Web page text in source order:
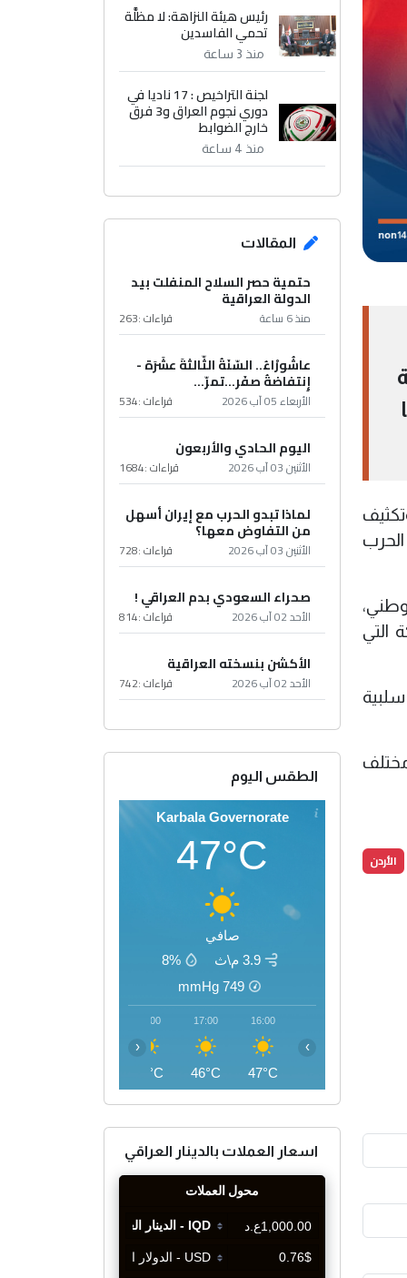
التي
الأردن
رئيس هيئة النزاهة: لا مظلَّة
تحمي الفاسدين
منذ 3 ساعة
لجنة التراخيص : 17 ناديا في
دوري نجوم العراق و3 فرق
خارج الضوابط
منذ 4 ساعة
المقالات
حتمية حصر السلاح المنفلت بيد
الدولة العراقية
منذ 6 ساعة قراءات :263
عاشُورْاءُ.. السّنَةُ الثّالثةَ عشَرَة -
إِنتفاضةُ صفَر…تمرّ...
الأربعاء 05 آب 2026 قراءات :534
اليوم الحادي والأربعون
الأثنين 03 آب 2026 قراءات :1684
لماذا تبدو الحرب مع إيران أسهل
من التفاوض معها؟
الأثنين 03 آب 2026 قراءات :728
صحراء السعودي بدم العراقي !
الأحد 02 آب 2026 قراءات :814
الأكشن بنسخته العراقية
الأحد 02 آب 2026 قراءات :742
الطقس اليوم
Karbala Governorate
47°C
صافي
3.9 م\ث
8%
749
mmHg
16:00
47°C
17:00
46°C
18:00
45°C
‹ ›
اسعار العملات بالدينار العراقي